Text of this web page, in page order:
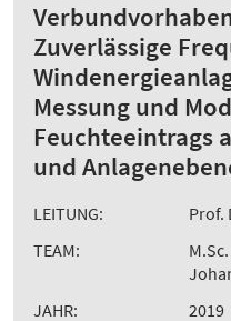
Zuverlässige
Messung und
Feuchteeintrags
und
LEITUNG:
Prof.
TEAM:
JAHR:
2019